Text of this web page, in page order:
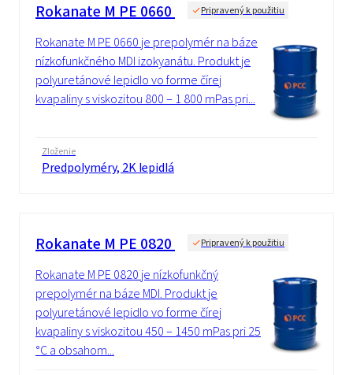
Rokanate M PE 0660 Pripravený k použitiu
Rokanate M PE 0660 je prepolymér na báze
nízkofunkčného MDI izokyanátu. Produkt je
polyuretánové lepidlo vo forme čírej
kvapaliny s viskozitou 800 – 1 800 mPas pri...
Zloženie
Predpolyméry, 2K lepidlá
Rokanate M PE 0820 Pripravený k použitiu
Rokanate M PE 0820 je nízkofunkčný
prepolymér na báze MDI. Produkt je
polyuretánové lepidlo vo forme čírej
kvapaliny s viskozitou 450 – 1450 mPas pri 25
°C a obsahom...